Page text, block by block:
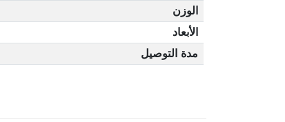
الوزن
الأبعاد
مدة التوصيل